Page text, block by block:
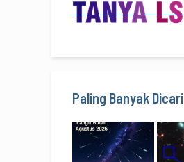
Paling Banyak Dicari